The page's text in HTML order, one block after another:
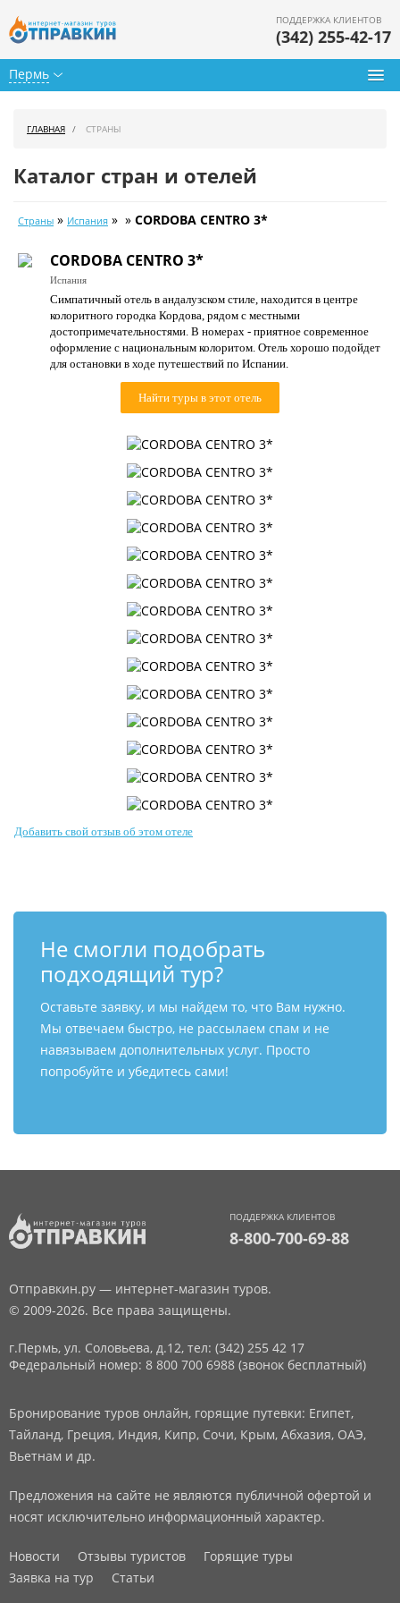
Пермь
ПОДДЕРЖКА КЛИЕНТОВ
(342) 255-42-17
Календарь туров
Цены дня
Страны
Как купить
ГЛАВНАЯ СТРАНЫ
Каталог стран и отелей
Страны » Испания » » CORDOBA CENTRO 3*
CORDOBA CENTRO 3*
Испания
Симпатичный отель в андалузском стиле, находится в центре
колоритного городка Кордова, рядом с местными
достопримечательностями. В номерах - приятное современное
оформление с национальным колоритом. Отель хорошо подойдет
для остановки в ходе путешествий по Испании.
Найти туры в этот отель
Добавить свой отзыв об этом отеле
Не смогли подобрать
подходящий тур?
Оставьте заявку, и мы найдем то, что Вам нужно.
Мы отвечаем быстро, не рассылаем спам и не
навязываем дополнительных услуг. Просто
попробуйте и убедитесь сами!
ПОДДЕРЖКА КЛИЕНТОВ
8-800-700-69-88
Отправкин.ру — интернет-магазин туров.
© 2009-2026. Все права защищены.
г.Пермь, ул. Соловьева, д.12, тел: (342) 255 42 17
Федеральный номер: 8 800 700 6988 (звонок бесплатный)
Бронирование туров онлайн, горящие путевки: Египет,
Тайланд, Греция, Индия, Кипр, Сочи, Крым, Абхазия, ОАЭ,
Вьетнам и др.
Предложения на сайте не являются публичной офертой и
носят исключительно информационный характер.
Новости Отзывы туристов
Горящие туры
Заявка на тур
Статьи